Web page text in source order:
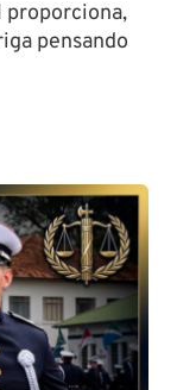
proporciona,
pensando